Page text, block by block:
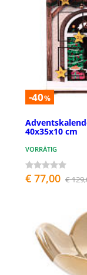
-40%
40x35x10 cm
VORRÄTIG
€ 77,00 €